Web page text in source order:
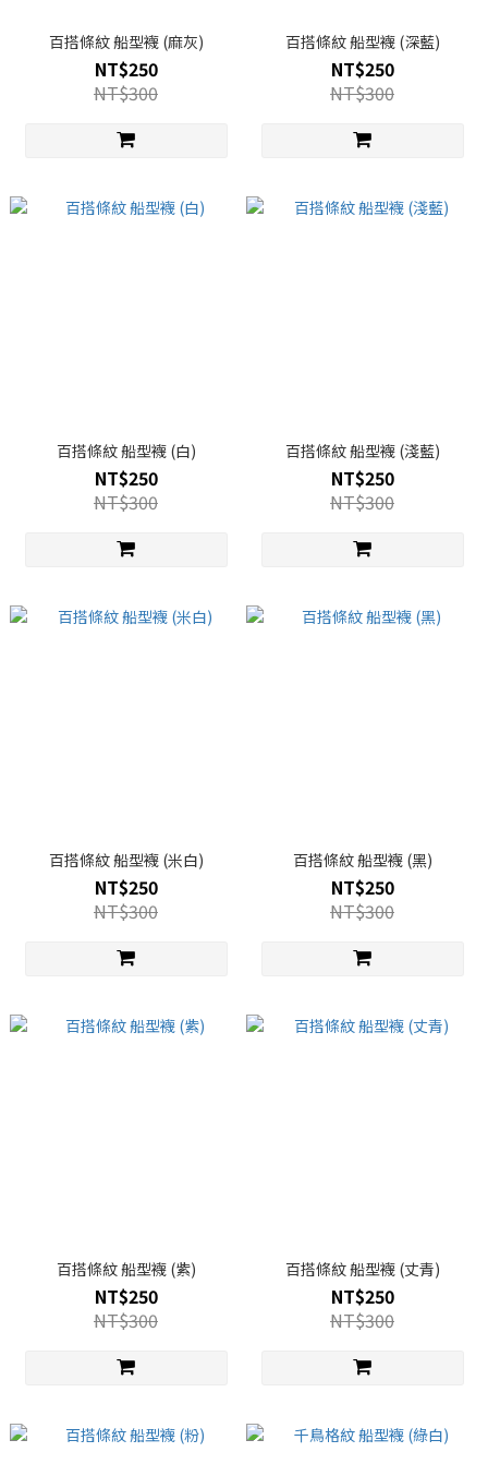
百搭條紋 船型襪 (麻灰)
NT$250
NT$300
百搭條紋 船型襪 (深藍)
NT$250
NT$300
百搭條紋 船型襪 (白)
NT$250
NT$300
百搭條紋 船型襪 (淺藍)
NT$250
NT$300
百搭條紋 船型襪 (米白)
NT$250
NT$300
百搭條紋 船型襪 (黑)
NT$250
NT$300
百搭條紋 船型襪 (紫)
NT$250
NT$300
百搭條紋 船型襪 (丈青)
NT$250
NT$300